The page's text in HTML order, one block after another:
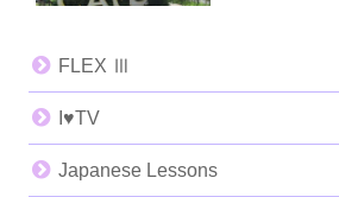
FLEX Ⅲ
I♥️TV
Japanese Lessons